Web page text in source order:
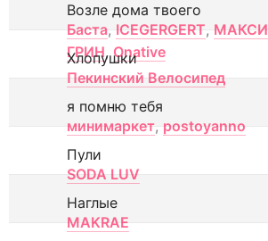
Возле дома твоего
Баста, ICEGERGERT, МАКСИ
ГРИН, Onative
Хлопушки
Пекинский Велосипед
я помню тебя
минимаркет, postoyanno
Пули
SODA LUV
Наглые
MAKRAE